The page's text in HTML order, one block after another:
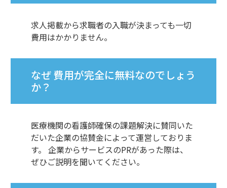
求人掲載から求職者の入職が決まっても一切
費用はかかりません。
なぜ 費用が完全に無料なのでしょう
か？
医療機関の看護師確保の課題解決に賛同いた
だいた企業の協賛金によって運営しておりま
す。 企業からサービスのPRがあった際は、
ぜひご説明を聞いてください。